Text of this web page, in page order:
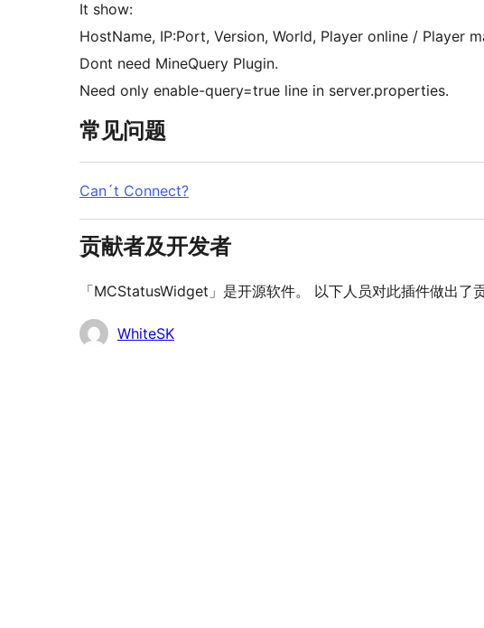
It show:
HostName, IP:Port, Version, World, Player online / Player
Dont need MineQuery Plugin.
Need only enable-query=true line in server.properties.
常见问题
Can´t Connect?
贡献者及开发者
「MCStatusWidget」是开源软件。 以下人员对此插件做出了贡
贡
WhiteSK